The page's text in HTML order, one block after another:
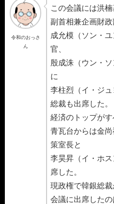
令和のおっさ
ん
この会議には洪
副首相兼企画財政
成允模（ソン・
官、
殷成洙（ウン・
に
李柱烈（イ・ジュ
総裁も出席した。
経済のトップがす
青瓦台からは金
策室長と
李昊昇（イ・ホ
席した。
現政権で韓銀総
会議に出席したの